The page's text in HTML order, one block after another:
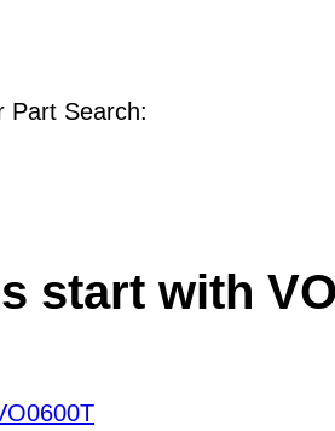
Part Search:
start with VO